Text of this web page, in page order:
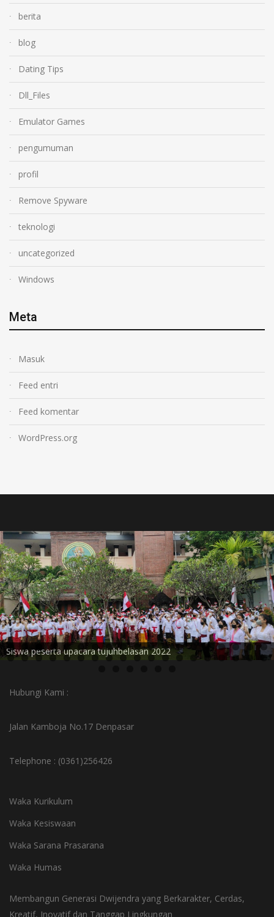
berita
blog
Dating Tips
Dll_Files
Emulator Games
pengumuman
profil
Remove Spyware
teknologi
uncategorized
Windows
Meta
Masuk
Feed entri
Feed komentar
WordPress.org
Siswa peserta upacara tujuhbelasan 2022
Hubungi Kami :
Jalan Kamboja No.17 Denpasar
Telephone : (0361)256426
Waka Kurikulum
Waka Kesiswaan
Waka Sarana Prasarana
Waka Humas
Membangun Generasi Dwijendra yang Berkarakter, Cerdas,
Kreatif, Inovatif dan Tanggap Lingkungan